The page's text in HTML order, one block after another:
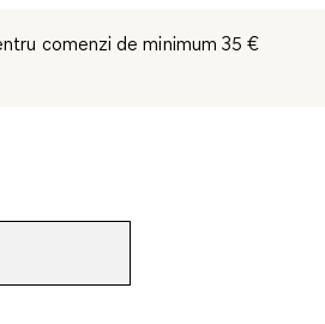
comenzi de minimum 35 €